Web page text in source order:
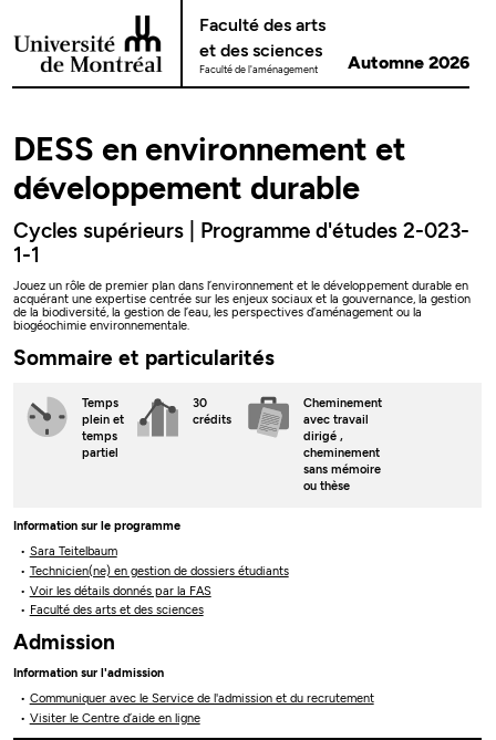
Passer au contenu
Faculté des arts
et des sciences
Faculté de l'aménagement Automne 2026
DESS en environnement et
développement durable
Cycles supérieurs | Programme d'études 2-023-
1-1
Jouez un rôle de premier plan dans l’environnement et le développement durable en
acquérant une expertise centrée sur les enjeux sociaux et la gouvernance, la gestion
de la biodiversité, la gestion de l’eau, les perspectives d’aménagement ou la
biogéochimie environnementale.
Sommaire et particularités
Temps
plein et
temps
partiel
30
crédits
Cheminement
avec travail
dirigé ,
cheminement
sans mémoire
ou thèse
Information sur le programme
Sara Teitelbaum
Technicien(ne) en gestion de dossiers étudiants
Voir les détails donnés par la FAS
Faculté des arts et des sciences
Admission
Information sur l'admission
Communiquer avec le Service de l'admission et du recrutement
Visiter le Centre d’aide en ligne